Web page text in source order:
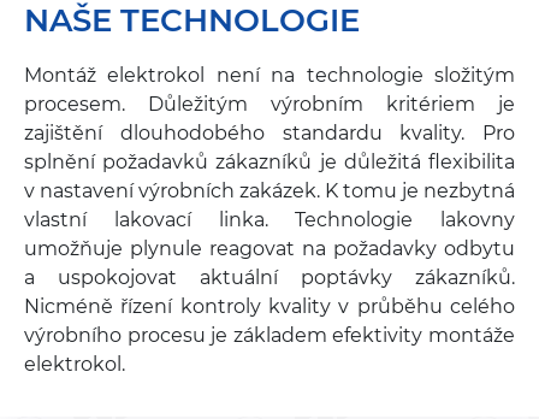
NAŠE TECHNOLOGIE
Montáž elektrokol není na technologie složitým
procesem. Důležitým výrobním kritériem je
zajištění dlouhodobého standardu kvality. Pro
splnění požadavků zákazníků je důležitá flexibilita
v nastavení výrobních zakázek. K tomu je nezbytná
vlastní lakovací linka. Technologie lakovny
umožňuje plynule reagovat na požadavky odbytu
a uspokojovat aktuální poptávky zákazníků.
Nicméně řízení kontroly kvality v průběhu celého
výrobního procesu je základem efektivity montáže
elektrokol.